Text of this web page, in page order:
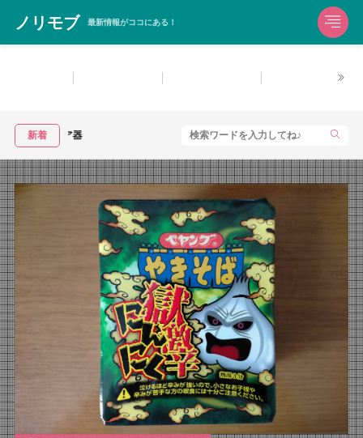
ノリモブ 最新情報がココにある！
住宅用洗剤・マ
新着 NIPLUX HAND MOMIをレビュー！手の疲れにおすすめのハ